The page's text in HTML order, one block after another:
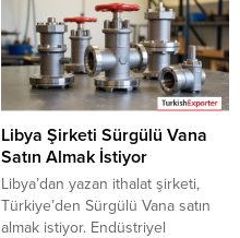
Tozsuz, hızlı topaklanan ve
yüksek sıvı tutma kapasitesine
sahip premium kedi kumu
ürünleriyle öne çıkan Netaş
Madencilik Ltd. Şti., farklı granül
seçenekleri ve...
Libya Şirketi Sürgülü Vana
Satın Almak İstiyor
Libya’dan yazan ithalat şirketi,
Türkiye’den Sürgülü Vana satın
almak istiyor. Endüstriyel